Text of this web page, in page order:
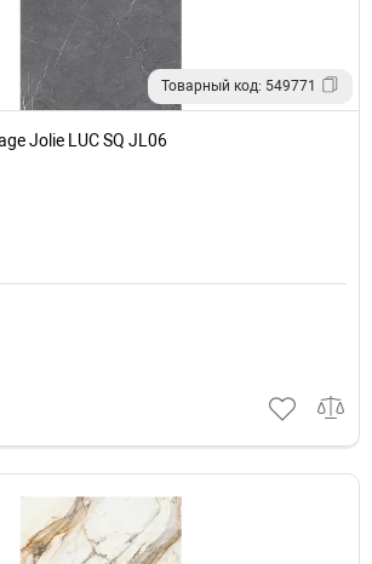
Товарный код: 549771
Jolie LUC SQ JL06